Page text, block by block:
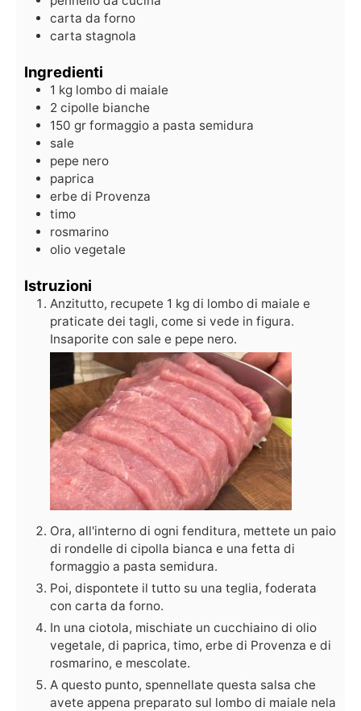
carta da forno
carta stagnola
Ingredienti
1 kg lombo di maiale
2 cipolle bianche
150 gr formaggio a pasta semidura
sale
pepe nero
paprica
erbe di Provenza
timo
rosmarino
olio vegetale
Istruzioni
Anzitutto, recupete 1 kg di lombo di maiale e
praticate dei tagli, come si vede in figura.
Insaporite con sale e pepe nero.
Ora, all'interno di ogni fenditura, mettete un paio
di rondelle di cipolla bianca e una fetta di
formaggio a pasta semidura.
Poi, dispontete il tutto su una teglia, foderata
con carta da forno.
In una ciotola, mischiate un cucchiaino di olio
vegetale, di paprica, timo, erbe di Provenza e di
rosmarino, e mescolate.
A questo punto, spennellate questa salsa che
avete appena preparato sul lombo di maiale nela